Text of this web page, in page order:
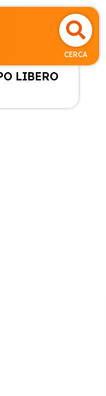
CERCA
LIBERO